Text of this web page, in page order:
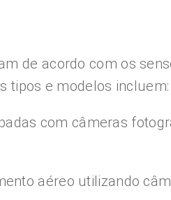
de acordo com os
tipos e modelos incluem:
com câmeras
aéreo utilizando